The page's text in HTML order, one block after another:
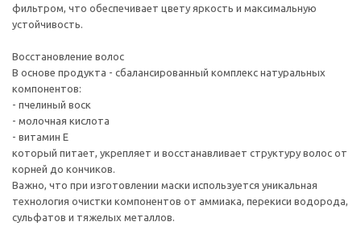
фильтром, что обеспечивает цвету яркость и максимальную
устойчивость.
Восстановление волос
В основе продукта - сбалансированный комплекс натуральных
компонентов:
- пчелиный воск
- молочная кислота
- витамин Е
который питает, укрепляет и восстанавливает структуру волос от
корней до кончиков.
Важно, что при изготовлении маски используется уникальная
технология очистки компонентов от аммиака, перекиси водорода,
сульфатов и тяжелых металлов.